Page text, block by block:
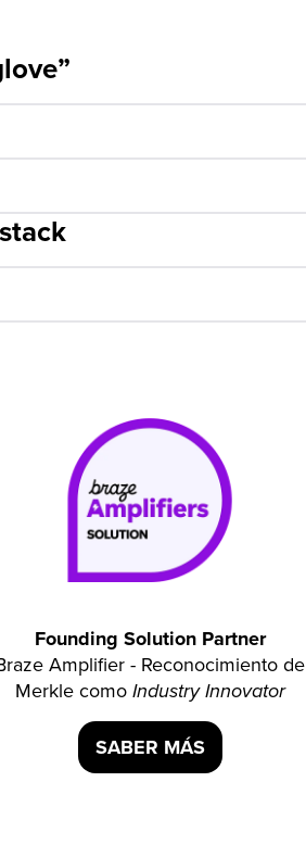
Founding Solution Partner
Amplifier - Reconocimiento de
Merkle comoIndustry Innovator
SABER MÁS